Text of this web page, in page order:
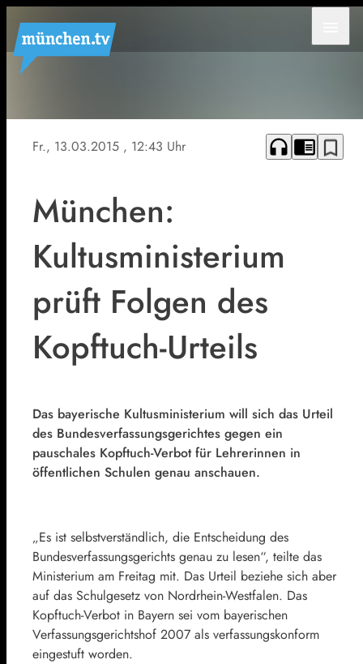
Fr., 13.03.2015 , 12:43 Uhr headphones chrome_reader_mode bookmark_border
München:
Kultusministerium
prüft Folgen des
Kopftuch-Urteils
Das bayerische Kultusministerium will sich das Urteil
des Bundesverfassungsgerichtes gegen ein
pauschales Kopftuch-Verbot für Lehrerinnen in
öffentlichen Schulen genau anschauen.
„Es ist selbstverständlich, die Entscheidung des
Bundesverfassungsgerichts genau zu lesen“, teilte das
Ministerium am Freitag mit. Das Urteil beziehe sich aber
auf das Schulgesetz von Nordrhein-Westfalen. Das
Kopftuch-Verbot in Bayern sei vom bayerischen
Verfassungsgerichtshof 2007 als verfassungskonform
eingestuft worden.